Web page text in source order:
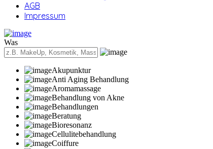
AGB
Impressum
Was
Akupunktur
Anti Aging Behandlung
Aromamassage
Behandlung von Akne
Behandlungen
Beratung
Bioresonanz
Cellulitebehandlung
Coiffure